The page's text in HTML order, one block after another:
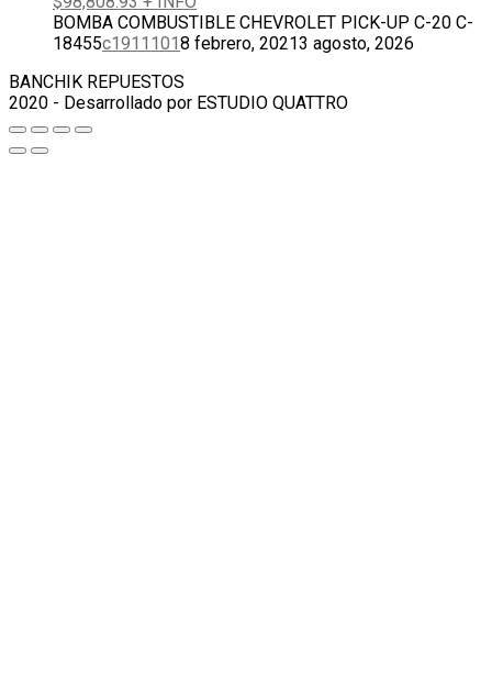
BOMBA COMBUSTIBLE CHEVROLET PICK-UP C-20 C-
18455c19111018 febrero, 20213 agosto, 2026
BANCHIK REPUESTOS
2020 - Desarrollado por ESTUDIO QUATTRO